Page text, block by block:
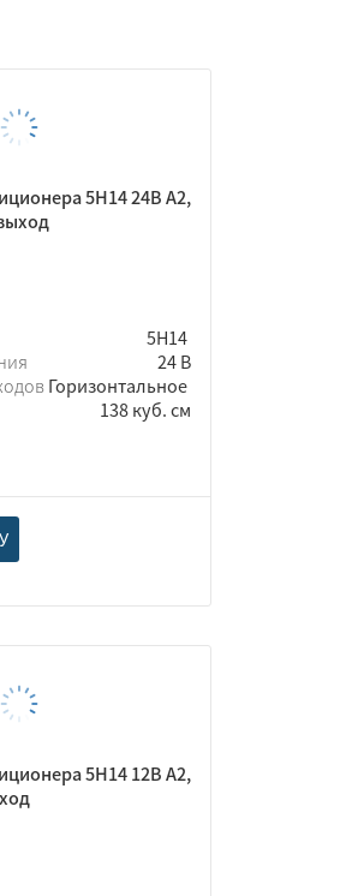
5Н14 24В A2,
5Н14
24 В
Горизонтальное
138 куб. см
5Н14 12В A2,